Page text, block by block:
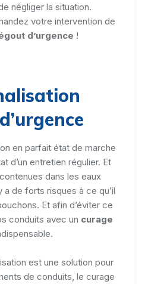
négliger la situation.
votre intervention de
d’urgence !
en parfait état de marche
d’un entretien régulier. Et
dans les eaux
de forts risques à ce qu’il
Et afin d’éviter ce
conduits avec un curage
est une solution pour
de conduits, le curage